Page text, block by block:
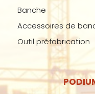
Banche
Accessoires de
Outil préfabrication